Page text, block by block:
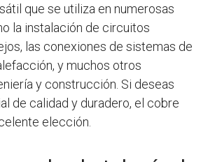
que se utiliza en numerosas
la instalación de circuitos
las conexiones de sistemas de
y muchos otros
y construcción. Si deseas
de calidad y duradero, el cobre
elección.